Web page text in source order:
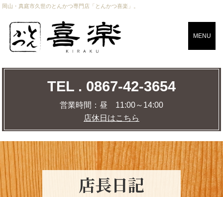
CLOSE
TEL . 0867-42-3654
営業時間：昼 11:00～14:00
店休日はこちら
MAP
店舗までの道のりを調べる
トップページ おしながき
岡山・真庭市久世のとんかつ専門店「とんかつ喜楽」。
MENU
TEL . 0867-42-3654
営業時間： 昼 11:00～14:00
店休日はこちら
店⾧日記